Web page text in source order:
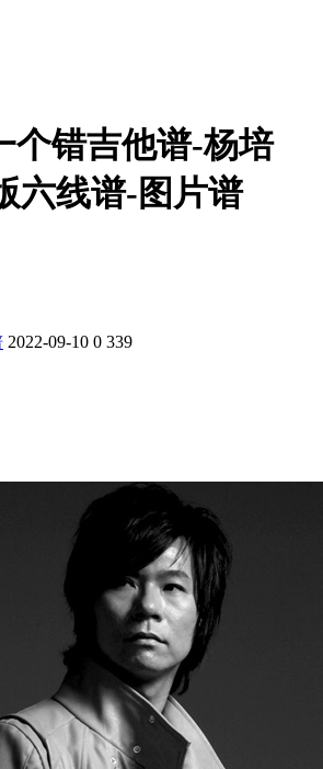
个错吉他谱-杨培
六线谱-图片谱
2022-09-10 0 339